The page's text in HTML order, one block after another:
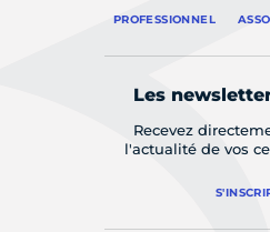
PROFESSIONNEL
Les
Recevez
l'actualité de vos